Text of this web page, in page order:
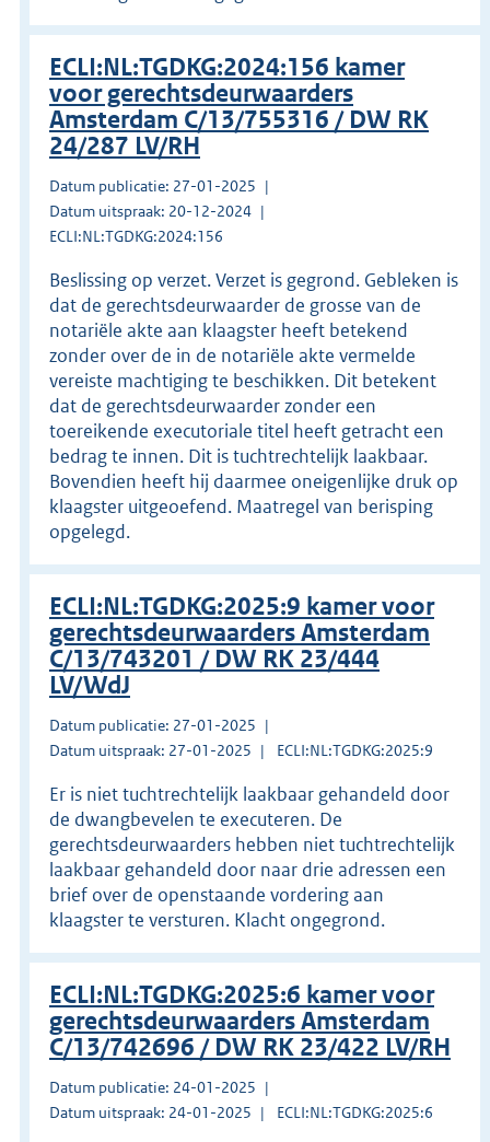
ECLI:NL:TGDKG:2024:156 kamer
voor gerechtsdeurwaarders
Amsterdam C/13/755316 / DW RK
24/287 LV/RH
Datum publicatie: 27-01-2025
Datum uitspraak: 20-12-2024
ECLI:NL:TGDKG:2024:156
Beslissing op verzet. Verzet is gegrond. Gebleken is
dat de gerechtsdeurwaarder de grosse van de
notariële akte aan klaagster heeft betekend
zonder over de in de notariële akte vermelde
vereiste machtiging te beschikken. Dit betekent
dat de gerechtsdeurwaarder zonder een
toereikende executoriale titel heeft getracht een
bedrag te innen. Dit is tuchtrechtelijk laakbaar.
Bovendien heeft hij daarmee oneigenlijke druk op
klaagster uitgeoefend. Maatregel van berisping
opgelegd.
ECLI:NL:TGDKG:2025:9 kamer voor
gerechtsdeurwaarders Amsterdam
C/13/743201 / DW RK 23/444
LV/WdJ
Datum publicatie: 27-01-2025
Datum uitspraak: 27-01-2025
ECLI:NL:TGDKG:2025:9
Er is niet tuchtrechtelijk laakbaar gehandeld door
de dwangbevelen te executeren. De
gerechtsdeurwaarders hebben niet tuchtrechtelijk
laakbaar gehandeld door naar drie adressen een
brief over de openstaande vordering aan
klaagster te versturen. Klacht ongegrond.
ECLI:NL:TGDKG:2025:6 kamer voor
gerechtsdeurwaarders Amsterdam
C/13/742696 / DW RK 23/422 LV/RH
Datum publicatie: 24-01-2025
Datum uitspraak: 24-01-2025
ECLI:NL:TGDKG:2025:6